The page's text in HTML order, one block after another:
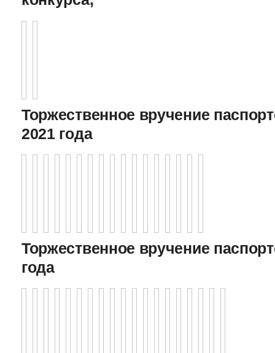
Торжественное вручение
2021 года
Торжественное вручение
года